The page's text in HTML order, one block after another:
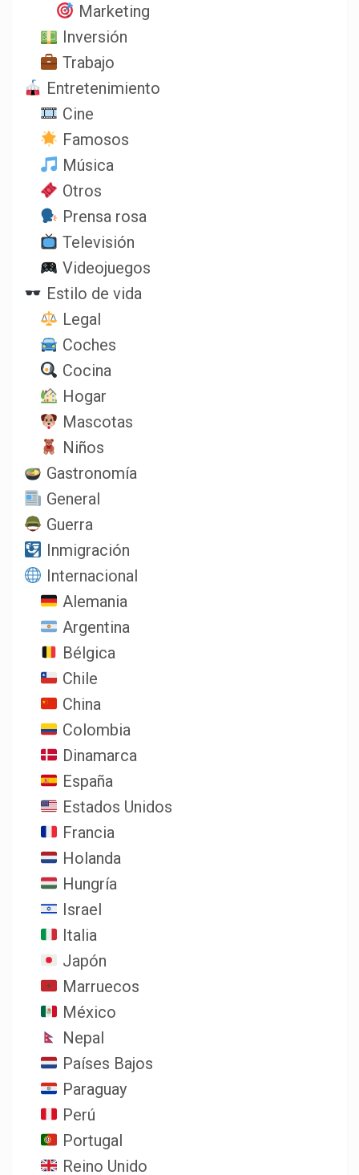
Marketing
Inversión
Trabajo
Entretenimiento
Cine
Famosos
Música
Otros
Prensa rosa
Televisión
Videojuegos
Estilo de vida
Legal
Coches
Cocina
Hogar
Mascotas
Niños
Gastronomía
General
Guerra
Inmigración
Internacional
Alemania
Argentina
Bélgica
Chile
China
Colombia
Dinamarca
España
Estados Unidos
Francia
Holanda
Hungría
Israel
Italia
Japón
Marruecos
México
Nepal
Países Bajos
Paraguay
Perú
Portugal
Reino Unido